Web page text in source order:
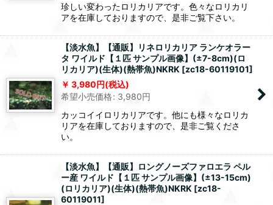
珍しい変わったロリカリアです。色々なロリカリ
アを在庫しておりますので、是非ご覧下さい。
【淡水魚】【通販】リネロリカリア ランケオラー
タ ワイルド【１匹 サンプル画像】(±7-8cm)(ロ
リカリア)(生体)(熱帯魚)NKRK [zc18-60119101]
3,980円(税込)
希望小売価格: 3,980円
カッコイイロリカリアです。他にも様々なロリカ
リアを在庫しておりますので、是非ご覧くださ
い。
【淡水魚】【通販】ロングノーズファロエラ ペル
ー産 ワイルド【１匹 サンプル画像】(±13-15cm)
(ロリカリア)(生体)(熱帯魚)NKRK [zc18-
60119011]